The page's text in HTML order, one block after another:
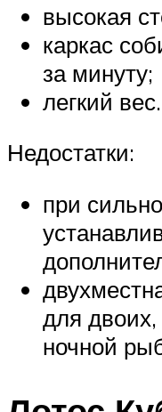
высокая
каркас
за минуту;
легкий вес.
Недостатки:
при
для
ночной